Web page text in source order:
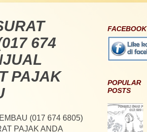
674
PAJAK
(017 674 6805)
PAJAK ANDA
FACEBOOK
POPULAR
POSTS